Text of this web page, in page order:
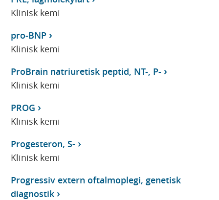
Klinisk kemi
pro-BNP
Klinisk kemi
ProBrain natriuretisk peptid, NT-, P-
Klinisk kemi
PROG
Klinisk kemi
Progesteron, S-
Klinisk kemi
Progressiv extern oftalmoplegi, genetisk
diagnostik